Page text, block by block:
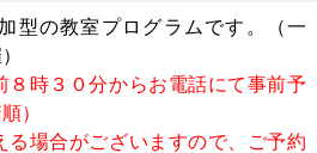
型の教室プログラムです。（一
８時３０分からお電話にて事前予
）
る場合がございますので、ご予約